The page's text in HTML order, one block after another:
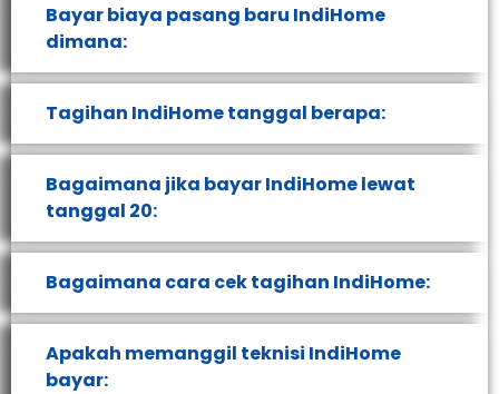
Bayar biaya pasang baru IndiHome
dimana:
Tagihan IndiHome tanggal berapa:
Bagaimana jika bayar IndiHome lewat
tanggal 20:
Bagaimana cara cek tagihan IndiHome:
Apakah memanggil teknisi IndiHome
bayar: